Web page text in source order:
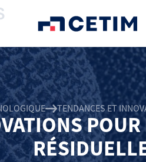
TENDANCES ET